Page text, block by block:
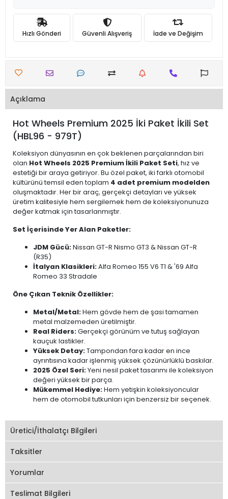
Hızlı Gönderi Güvenli Alışveriş İade ve Değişim
Açıklama
Hot Wheels Premium 2025 İki Paket İkili Set
(HBL96 - 979T)
Koleksiyon dünyasının en çok beklenen parçalarından biri
olan Hot Wheels 2025 Premium İkili Paket Seti, hız ve
estetiği bir araya getiriyor. Bu özel paket, iki farklı otomobil
kültürünü temsil eden toplam 4 adet premium modelden
oluşmaktadır. Her bir araç, gerçekçi detayları ve yüksek
üretim kalitesiyle hem sergilemek hem de koleksiyonunuza
değer katmak için tasarlanmıştır.
Set İçerisinde Yer Alan Paketler:
JDM Gücü:Nissan GT-R Nismo GT3 & Nissan GT-R
(R35)
İtalyan Klasikleri:Alfa Romeo 155 V6 T1 & '69 Alfa
Romeo 33 Stradale
Öne Çıkan Teknik Özellikler:
Metal/Metal:Hem gövde hem de şasi tamamen
metal malzemeden üretilmiştir.
Real Riders:Gerçekçi görünüm ve tutuş sağlayan
kauçuk lastikler.
Yüksek Detay:Tampondan fara kadar en ince
ayrıntısına kadar işlenmiş yüksek çözünürlüklü baskılar.
2025 Özel Seri:Yeni nesil paket tasarımı ile koleksiyon
değeri yüksek bir parça.
Mükemmel Hediye:Hem yetişkin koleksiyoncular
hem de otomobil tutkunları için benzersiz bir seçenek.
Üretici/İthalatçı Bilgileri
Taksitler
Yorumlar
Teslimat Bilgileri